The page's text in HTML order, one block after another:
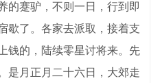
的蹇驴，不则一日，行到即
歇了。各家去派取，接着支
钱的，陆续零星讨将来。先
是月正月二十六日，大郊走